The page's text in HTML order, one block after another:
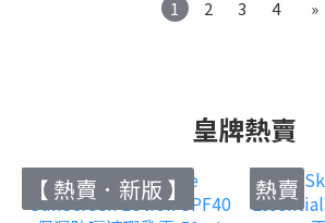
1 2 3 4 »
皇牌熱賣
【 熱賣．新版 】 熱賣